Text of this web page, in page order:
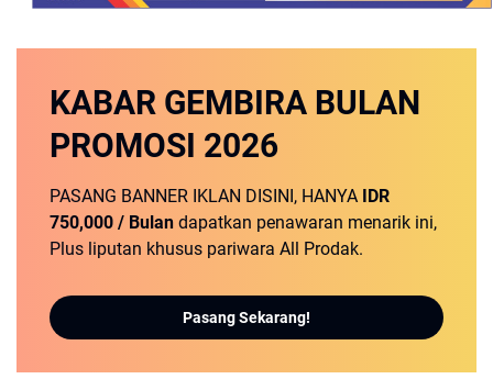
KABAR GEMBIRA BULAN
PROMOSI 2026
PASANG BANNER IKLAN DISINI, HANYA
IDR
750,000 / Bulan dapatkan penawaran menarik ini,
Plus liputan khusus pariwara All Prodak.
Pasang Sekarang!